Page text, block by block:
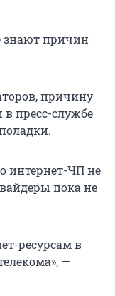
знают причин
причину
пресс-службе
интернет-ЧП не
пока не
ресурсам в
—